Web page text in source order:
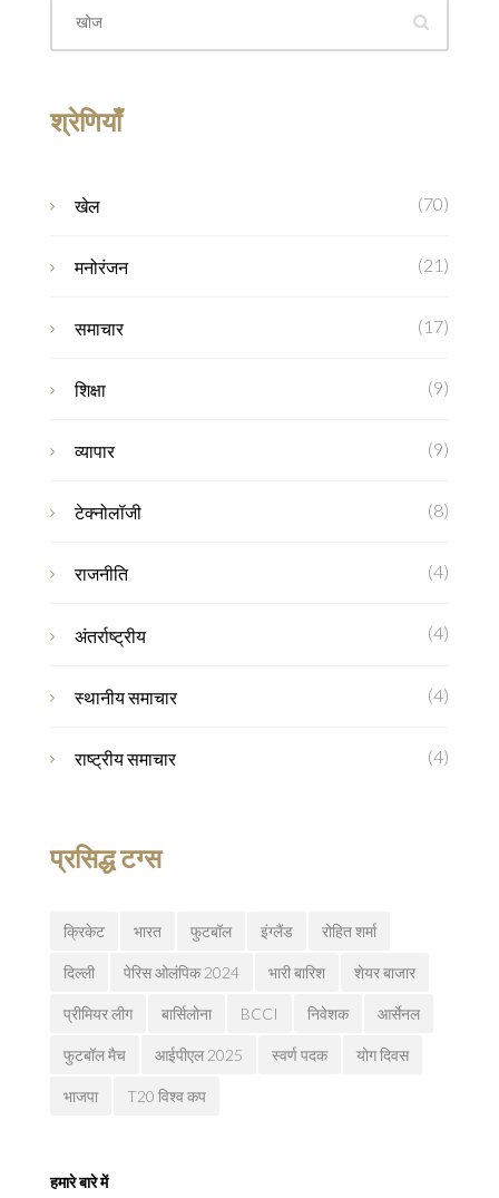
श्रेणियाँ
खेल (70)
मनोरंजन (21)
समाचार (17)
शिक्षा (9)
व्यापार (9)
टेक्नोलॉजी (8)
राजनीति (4)
अंतर्राष्ट्रीय (4)
स्थानीय समाचार (4)
राष्ट्रीय समाचार (4)
प्रसिद्ध टग्स
क्रिकेट भारत फुटबॉल इंग्लैंड रोहित शर्मा
दिल्ली पेरिस ओलंपिक 2024 भारी बारिश शेयर बाजार
प्रीमियर लीग बार्सिलोना BCCI निवेशक आर्सेनल
फुटबॉल मैच आईपीएल 2025 स्वर्ण पदक योग दिवस
भाजपा T20 विश्व कप
हमारे बारे में